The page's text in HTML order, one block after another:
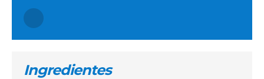
Ingredientes